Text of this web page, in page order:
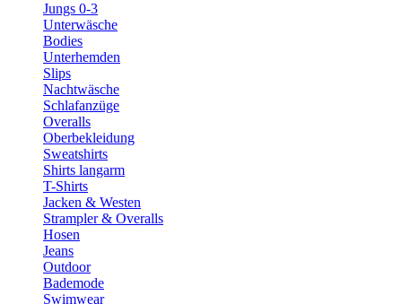
Jungs 0-3
Unterwäsche
Bodies
Unterhemden
Slips
Nachtwäsche
Schlafanzüge
Overalls
Oberbekleidung
Sweatshirts
Shirts langarm
T-Shirts
Jacken & Westen
Strampler & Overalls
Hosen
Jeans
Outdoor
Bademode
Swimwear